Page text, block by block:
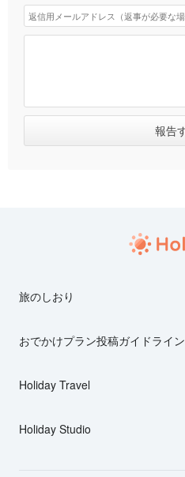
旅のしおり
おでかけプラン投稿ガイドライン
Holiday Travel
Holiday Studio